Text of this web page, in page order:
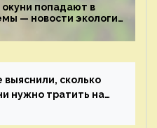
попадают в
— новости экологии
выяснили, сколько
нужно тратить на
— новости экологии